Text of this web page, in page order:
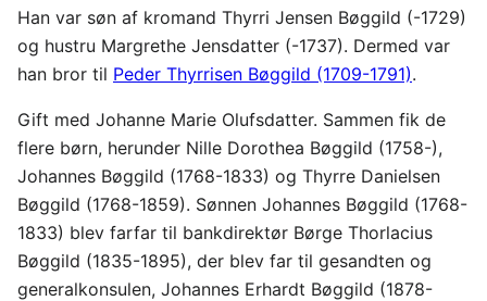
Han var søn af kromand Thyrri Jensen Bøggild (-1729)
og hustru Margrethe Jensdatter (-1737). Dermed var
han bror til Peder Thyrrisen Bøggild (1709-1791).
Gift med Johanne Marie Olufsdatter. Sammen fik de
flere børn, herunder Nille Dorothea Bøggild (1758-),
Johannes Bøggild (1768-1833) og Thyrre Danielsen
Bøggild (1768-1859). Sønnen Johannes Bøggild (1768-
1833) blev farfar til bankdirektør Børge Thorlacius
Bøggild (1835-1895), der blev far til gesandten og
generalkonsulen, Johannes Erhardt Bøggild (1878-